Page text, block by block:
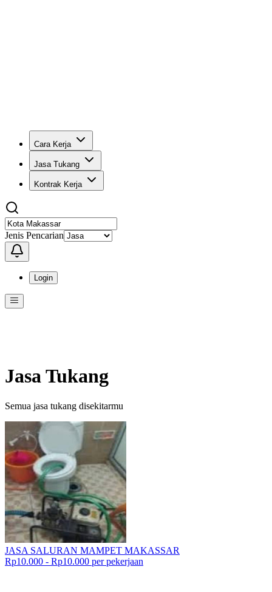
Cara Kerja
Jasa Tukang
Kontrak Kerja
Jenis Pencarian
Login
Jasa Tukang
Semua jasa tukang disekitarmu
JASA SALURAN MAMPET MAKASSAR
Rp10.000 - Rp10.000 per pekerjaan